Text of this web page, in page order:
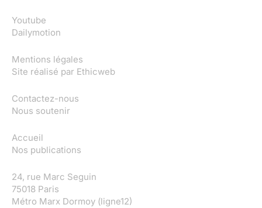
Youtube
Dailymotion
Mentions légales
Site réalisé par Ethicweb
Contactez-nous
Nous soutenir
Accueil
Nos publications
24, rue Marc Seguin
75018 Paris
Métro Marx Dormoy (ligne12)